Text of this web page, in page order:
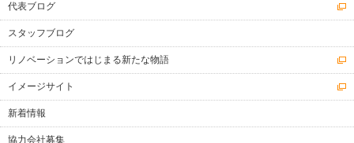
代表ブログ
スタッフブログ
リノベーションではじまる新たな物語
イメージサイト
新着情報
協力会社募集